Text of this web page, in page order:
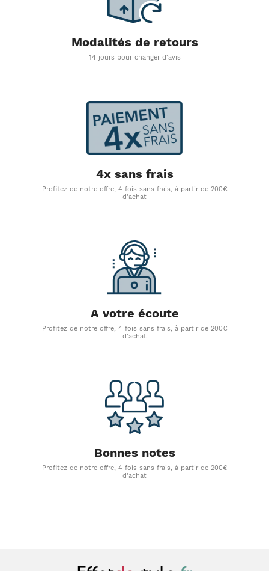
Modalités de retours
14 jours pour changer d'avis
4x sans frais
Profitez de notre offre, 4 fois sans frais, à partir de 200€
d'achat
A votre écoute
Profitez de notre offre, 4 fois sans frais, à partir de 200€
d'achat
Bonnes notes
Profitez de notre offre, 4 fois sans frais, à partir de 200€
d'achat